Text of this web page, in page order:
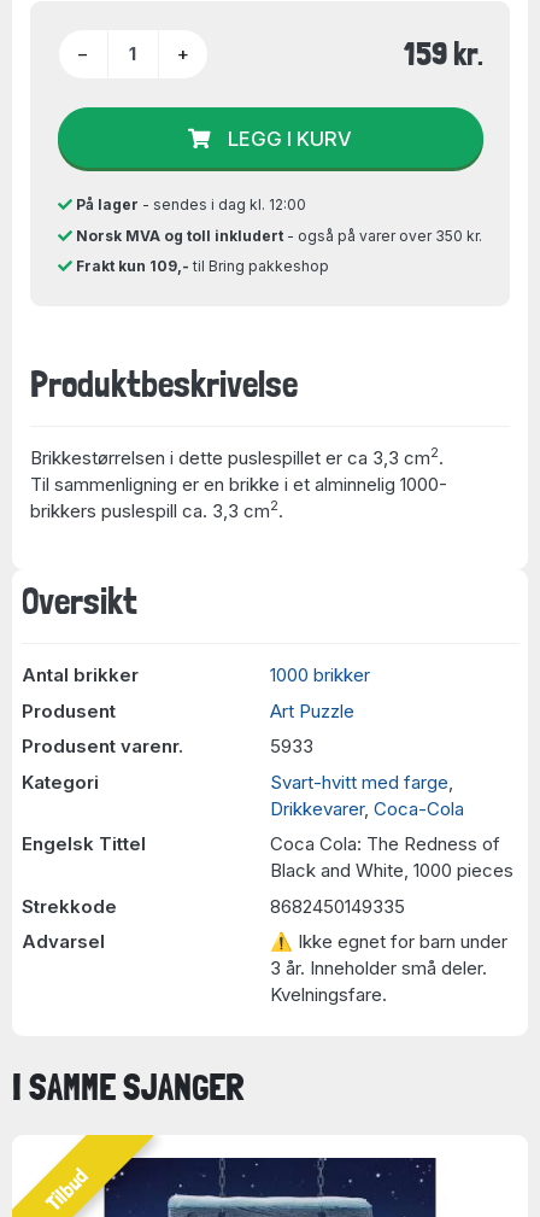
Oversikt
Antal brikker
1000 brikker
Produsent
Art Puzzle
Produsent varenr.
5933
Kategori
Svart-hvitt med farge
Drikkevarer, Coca-Cola
Engelsk Tittel
Coca Cola: The Redness of
Black and White, 1000 pieces
Strekkode
8682450149335
Advarsel
⚠ Ikke egnet for barn under
3 år. Inneholder små deler.
Kvelningsfare.
− + 159 kr.
LEGG I KURV
På lager - sendes i dag kl. 12:00
Norsk MVA og toll inkludert- også på varer over 350 kr.
Frakt kun 109,- til Bring pakkeshop
Produktbeskrivelse
Brikkestørrelsen i dette puslespillet er ca 3,3 cm2.
Til sammenligning er en brikke i et alminnelig 1000-
brikkers puslespill ca. 3,3 cm2.
I SAMME SJANGER
Tilbud